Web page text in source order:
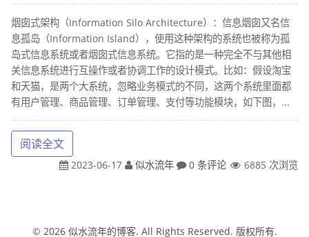
烟囱式架构（Information Silo Architecture）：信息烟囱又名信
息孤岛（Information Island），使用这种架构的系统也被称为孤
岛式信息系统或者烟囱式信息系统。它指的是一种完全不与其他相
关信息系统进行互操作或者协调工作的设计模式。比如：假设淘宝
和天猫，是两个大系统，忽略业务模式的不同，这两个系统里面都
有用户管理、商品管理、订单管理、支付等功能模块，如下图，...
阅读全文
2023-06-17 似水流年 0 条评论 6885 次浏览
© 2026 似水流年的博客. All Rights Reserved. 版权所有.